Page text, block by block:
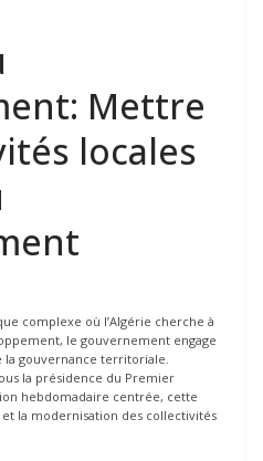
Mettre
locales
complexe où l’Algérie cherche à
le gouvernement engage
gouvernance territoriale.
la présidence du Premier
hebdomadaire centrée, cette
la modernisation des collectivités